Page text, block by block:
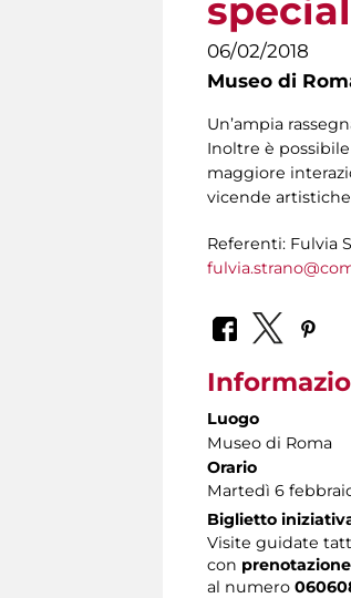
06/02/2018
Museo di
Un’ampia
Inoltre è
maggiore
vicende
Referenti: Fulvia
Luogo
Museo di Roma
Orario
Martedì 6
Biglietto
Visite guidate
con
al numero